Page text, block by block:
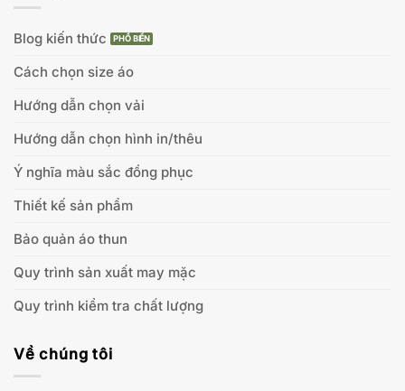
Blog kiến thức
Cách chọn size áo
Hướng dẫn chọn vải
Hướng dẫn chọn hình in/thêu
Ý nghĩa màu sắc đồng phục
Thiết kế sản phẩm
Bảo quản áo thun
Quy trình sản xuất may mặc
Quy trình kiểm tra chất lượng
Về chúng tôi